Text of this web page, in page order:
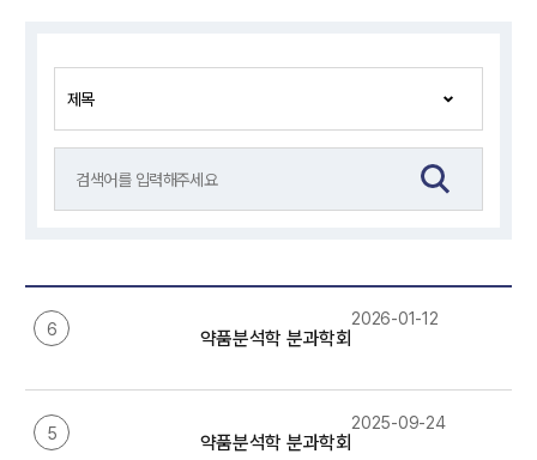
6 약품분석학 분과학회 임원 정보(2026년)
2026-01-12
5 약품분석학 분과학회 임원 정보(2025년)
2025-09-24